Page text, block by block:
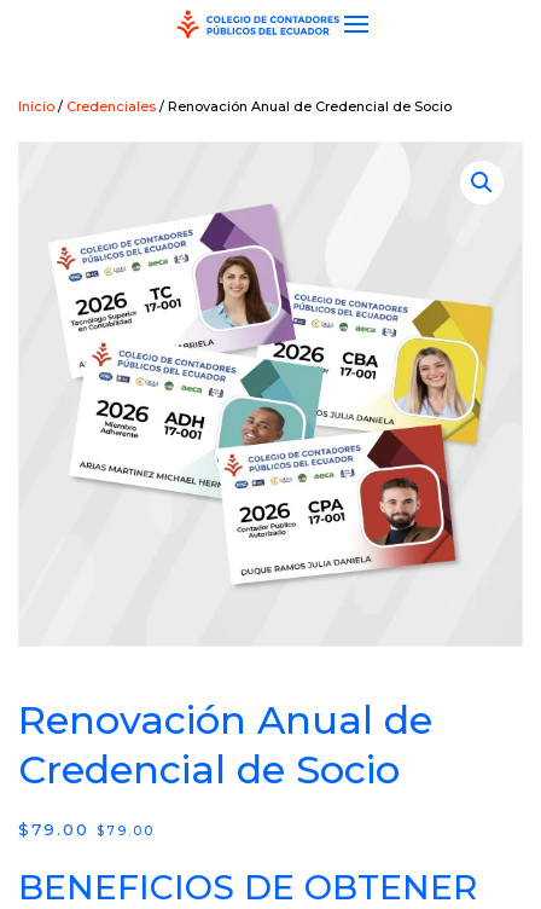
Inicio / Credenciales / Renovación Anual de Credencial de Socio
Renovación Anual de
Credencial de Socio
$79.00 $79.00
BENEFICIOS DE OBTENER